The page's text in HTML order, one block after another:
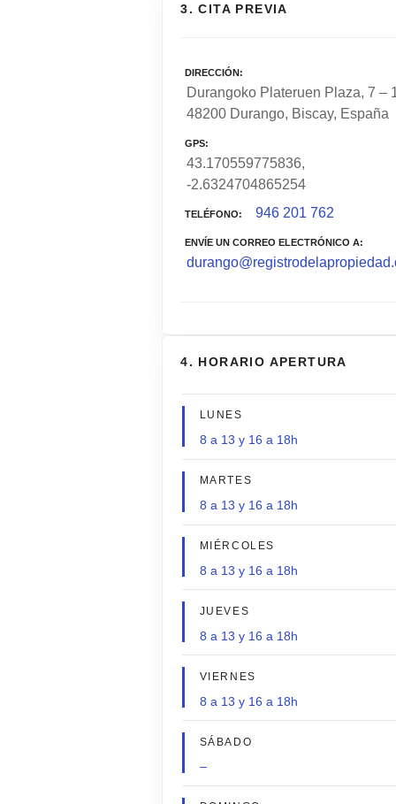
3. CITA PREVIA
DIRECCIÓN
Durangoko Plateruen Plaza, 7 –
48200 Durango, Biscay, España
GPS
43.170559775836,
-2.6324704865254
TELÉFONO 946 201 762
ENVÍE UN CORREO ELECTRÓNICO A
4. HORARIO APERTURA
LUNES
8 a 13 y 16 a 18h
MARTES
8 a 13 y 16 a 18h
MIÉRCOLES
8 a 13 y 16 a 18h
JUEVES
8 a 13 y 16 a 18h
VIERNES
8 a 13 y 16 a 18h
SÁBADO
–